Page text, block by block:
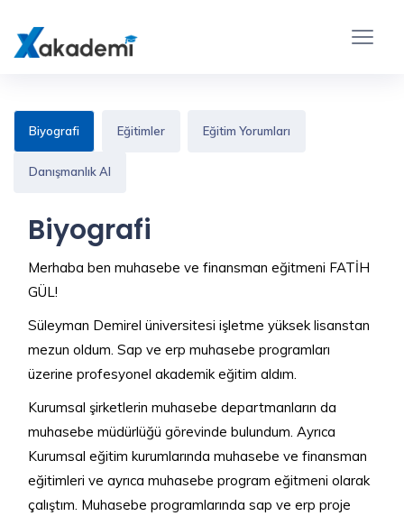
Biyografi Eğitimler Eğitim Yorumları
Danışmanlık Al
Biyografi
Merhaba ben muhasebe ve finansman eğitmeni FATİH
GÜL!
Süleyman Demirel üniversitesi işletme yüksek lisanstan
mezun oldum. Sap ve erp muhasebe programları
üzerine profesyonel akademik eğitim aldım.
Kurumsal şirketlerin muhasebe departmanların da
muhasebe müdürlüğü görevinde bulundum. Ayrıca
Kurumsal eğitim kurumlarında muhasebe ve finansman
eğitimleri ve ayrıca muhasebe program eğitmeni olarak
çalıştım. Muhasebe programlarında sap ve erp proje